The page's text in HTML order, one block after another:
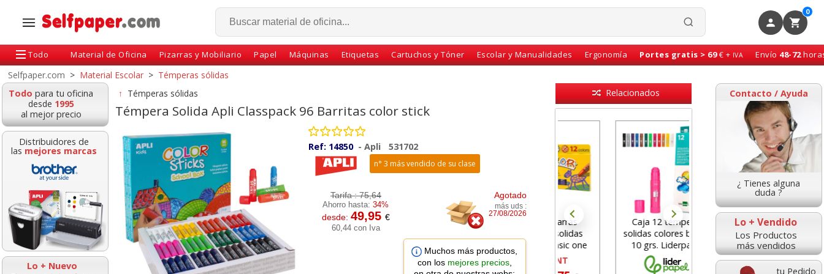
0
Todo Material de Oficina Pizarras y Mobiliario Papel Máquinas Etiquetas Cartuchos y Tóner Escolar y Manualidades Ergonomía Portes gratis > 69€ + IVA Envío 48-72
Selfpaper.com > Material Escolar > Témperas sólidas
Todo para tu oficina
desde 1995
al mejor precio
Distribuidores de
las mejores marcas
Lo + Nuevo
Contacto / Ayuda
¿ Tienes alguna
duda ?
Lo + Vendido
Los Productos
más vendidos
tu Pedido
↑ Témperas sólidas
Témpera Solida Apli Classpack 96 Barritas color stick
Ref: 14850 - Apli 531702
n° 3 más vendido de su clase
Tarifa :75,64
Ahorro hasta:34%
desde: 49,95 €
60,44 con Iva
Agotado
más uds :
27/08/2026
Muchos más productos,
con los mejores precios,
Relacionados
Caja 12 barras
témperas solidas
Playcolor Basic one
Escolar
INSTANT
Caja 12 témperas
solidas colores barras
10 grs. Liderpapel
Tempera Solida pack 6
colores Metalizados
Caja 12 barras
Playcolor Basic one
Escolar
INSTANT
Caja 12 témperas
solidas colores barras
10 grs. Liderpapel